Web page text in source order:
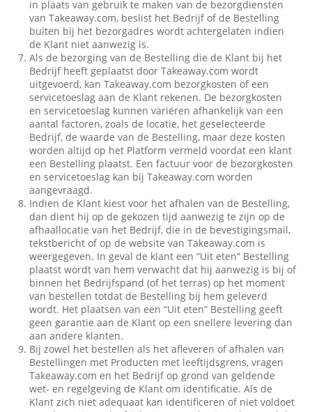
in plaats van gebruik te maken van de bezorgdiensten
van Takeaway.com, beslist het Bedrijf of de Bestelling
buiten bij het bezorgadres wordt achtergelaten indien
de Klant niet aanwezig is.
Als de bezorging van de Bestelling die de Klant bij het
Bedrijf heeft geplaatst door Takeaway.com wordt
uitgevoerd, kan Takeaway.com bezorgkosten of een
servicetoeslag aan de Klant rekenen. De bezorgkosten
en servicetoeslag kunnen variëren afhankelijk van een
aantal factoren, zoals de locatie, het geselecteerde
Bedrijf, de waarde van de Bestelling, maar deze kosten
worden altijd op het Platform vermeld voordat een klant
een Bestelling plaatst. Een factuur voor de bezorgkosten
en servicetoeslag kan bij Takeaway.com worden
aangevraagd.
Indien de Klant kiest voor het afhalen van de Bestelling,
dan dient hij op de gekozen tijd aanwezig te zijn op de
afhaallocatie van het Bedrijf, die in de bevestigingsmail,
tekstbericht of op de website van Takeaway.com is
weergegeven. In geval de klant een “Uit eten” Bestelling
plaatst wordt van hem verwacht dat hij aanwezig is bij of
binnen het Bedrijfspand (of het terras) op het moment
van bestellen totdat de Bestelling bij hem geleverd
wordt. Het plaatsen van een “Uit eten” Bestelling geeft
geen garantie aan de Klant op een snellere levering dan
aan andere klanten.
Bij zowel het bestellen als het afleveren of afhalen van
Bestellingen met Producten met leeftijdsgrens, vragen
Takeaway.com en het Bedrijf op grond van geldende
wet- en regelgeving de Klant om identificatie. Als de
Klant zich niet adequaat kan identificeren of niet voldoet